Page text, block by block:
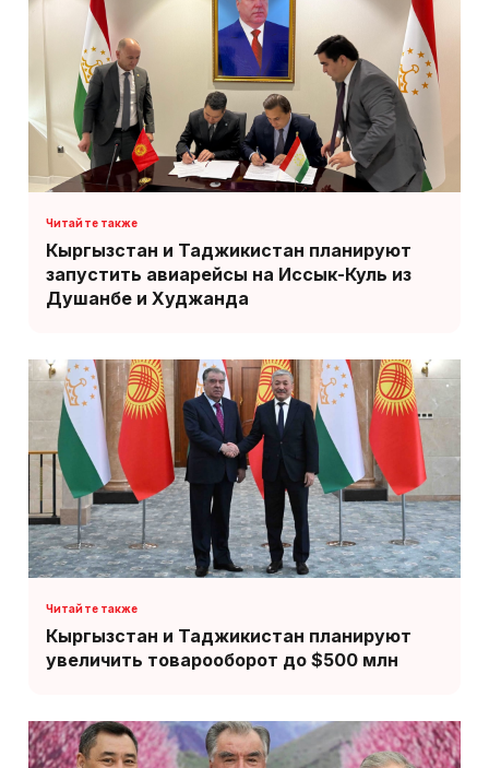
Кыргызстан и Таджикистан планируют
запустить авиарейсы на Иссык-Куль из
Душанбе и Худжанда
Кыргызстан и Таджикистан планируют
увеличить товарооборот до $500 млн